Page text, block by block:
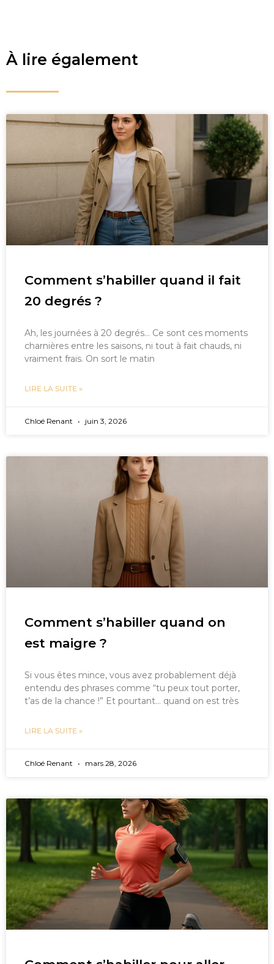
À lire également
Comment s’habiller quand il fait
20 degrés ?
Ah, les journées à 20 degrés… Ce sont ces moments
charnières entre les saisons, ni tout à fait chauds, ni
vraiment frais. On sort le matin
LIRE LA SUITE »
Chloé Renant juin 3, 2026
Comment s’habiller quand on
est maigre ?
Si vous êtes mince, vous avez probablement déjà
entendu des phrases comme “tu peux tout porter,
t’as de la chance !” Et pourtant… quand on est très
LIRE LA SUITE »
Chloé Renant mars 28, 2026